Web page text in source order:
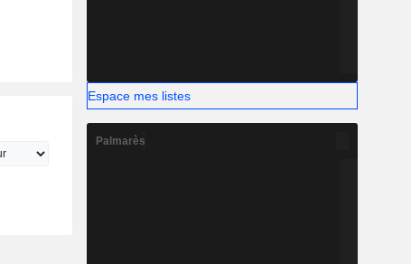
Espace mes listes
Palmarès